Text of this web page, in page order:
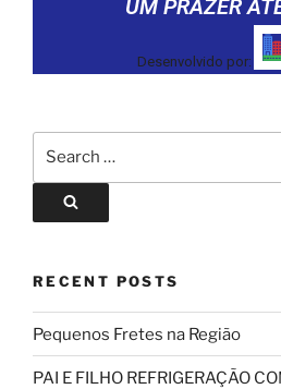
UM PRAZER
Desenvolvido por:
RECENT POSTS
Pequenos Fretes na Região
PAI E FILHO REFRIGERAÇÃO